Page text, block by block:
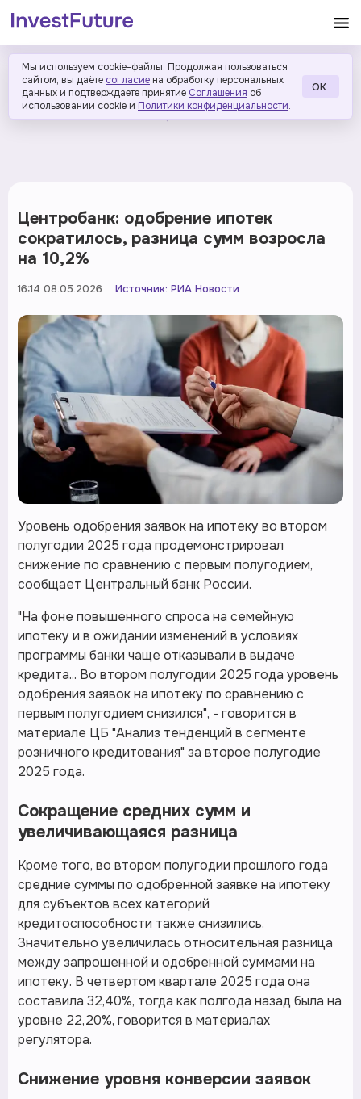
Мы используем cookie-файлы. Продолжая пользоваться
сайтом, вы даёте согласие на обработку персональных
данных и подтверждаете принятие Соглашения об
использовании cookie и Политики конфиденциальности.
ОК
Центробанк: одобрение ипотек
сократилось, разница сумм возросла
на 10,2%
16:14 08.05.2026 Источник: РИА Новости
Уровень одобрения заявок на ипотеку во втором
полугодии 2025 года продемонстрировал
снижение по сравнению с первым полугодием,
сообщает Центральный банк России.
"На фоне повышенного спроса на семейную
ипотеку и в ожидании изменений в условиях
программы банки чаще отказывали в выдаче
кредита... Во втором полугодии 2025 года уровень
одобрения заявок на ипотеку по сравнению с
первым полугодием снизился", - говорится в
материале ЦБ "Анализ тенденций в сегменте
розничного кредитования" за второе полугодие
2025 года.
Сокращение средних сумм и
увеличивающаяся разница
Кроме того, во втором полугодии прошлого года
средние суммы по одобренной заявке на ипотеку
для субъектов всех категорий
кредитоспособности также снизились.
Значительно увеличилась относительная разница
между запрошенной и одобренной суммами на
ипотеку. В четвертом квартале 2025 года она
составила 32,40%, тогда как полгода назад была на
уровне 22,20%, говорится в материалах
регулятора.
Снижение уровня конверсии заявок